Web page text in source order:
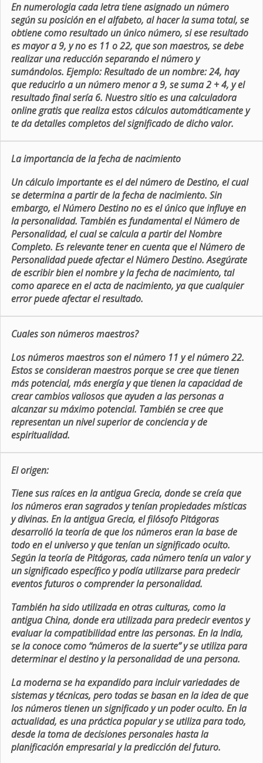
En numerologia cada letra tiene asignado un número
según su posición en el alfabeto, al hacer la suma total, se
obtiene como resultado un único número, si ese resultado
es mayor a 9, y no es 11 o 22, que son maestros, se debe
realizar una reducción separando el número y
sumándolos. Ejemplo: Resultado de un nombre: 24, hay
que reducirlo a un número menor a 9, se suma 2 + 4, y el
resultado final sería 6. Nuestro sitio es una calculadora
online gratis que realiza estos cálculos automáticamente y
te da detalles completos del significado de dicho valor.
La importancia de la fecha de nacimiento
Un cálculo importante es el del número de Destino, el cual
se determina a partir de la fecha de nacimiento. Sin
embargo, el Número Destino no es el único que influye en
la personalidad. También es fundamental el Número de
Personalidad, el cual se calcula a partir del Nombre
Completo. Es relevante tener en cuenta que el Número de
Personalidad puede afectar el Número Destino. Asegúrate
de escribir bien el nombre y la fecha de nacimiento, tal
como aparece en el acta de nacimiento, ya que cualquier
error puede afectar el resultado.
Cuales son números maestros?
Los números maestros son el número 11 y el número 22.
Estos se consideran maestros porque se cree que tienen
más potencial, más energía y que tienen la capacidad de
crear cambios valiosos que ayuden a las personas a
alcanzar su máximo potencial. También se cree que
representan un nivel superior de conciencia y de
espiritualidad.
El origen:
Tiene sus raíces en la antigua Grecia, donde se creía que
los números eran sagrados y tenían propiedades místicas
y divinas. En la antigua Grecia, el filósofo Pitágoras
desarrolló la teoría de que los números eran la base de
todo en el universo y que tenían un significado oculto.
Según la teoría de Pitágoras, cada número tenía un valor y
un significado específico y podía utilizarse para predecir
eventos futuros o comprender la personalidad.
También ha sido utilizada en otras culturas, como la
antigua China, donde era utilizada para predecir eventos y
evaluar la compatibilidad entre las personas. En la India,
se la conoce como “números de la suerte” y se utiliza para
determinar el destino y la personalidad de una persona.
La moderna se ha expandido para incluir variedades de
sistemas y técnicas, pero todas se basan en la idea de que
los números tienen un significado y un poder oculto. En la
actualidad, es una práctica popular y se utiliza para todo,
desde la toma de decisiones personales hasta la
planificación empresarial y la predicción del futuro.